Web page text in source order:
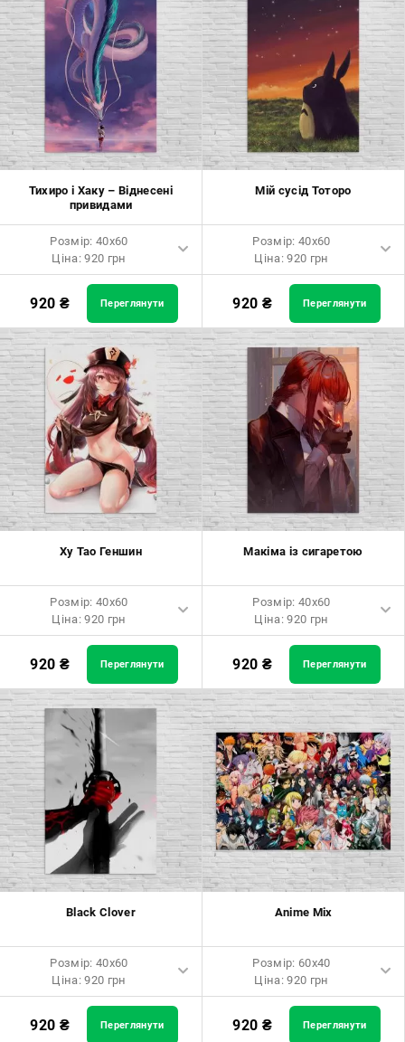
Розмір: 80x120 Ціна: 2050 грн Розмір: 50x50 Ціна: 970 грн
Розмір: 60x60 Ціна: 1290 грн
Розмір: 70x70 Ціна: 1550 грн
Розмір: 80x80 Ціна: 1650 грн
Розмір: 90x90 Ціна: 1800 грн
Розмір: 100x100 Ціна: 2500
грн
Тихиро і Хаку – Віднесені
привидами
Розмір: 40x60
Ціна: 920 грн
Розмір: 40x60 Ціна: 920 грн
Розмір: 60x90 Ціна: 1650 грн
Розмір: 80x120 Ціна: 2050 грн
920 ₴ Переглянути
Мій сусід Тоторо
Розмір: 40x60
Ціна: 920 грн
Розмір: 40x60 Ціна: 920 грн
Розмір: 60x90 Ціна: 1650 грн
Розмір: 80x120 Ціна: 2050 грн
920 ₴ Переглянути
Ху Тао Геншин
Розмір: 40x60
Ціна: 920 грн
Розмір: 40x60 Ціна: 920 грн
Розмір: 60x90 Ціна: 1650 грн
Розмір: 80x120 Ціна: 2050 грн
920 ₴ Переглянути
Макіма із сигаретою
Розмір: 40x60
Ціна: 920 грн
Розмір: 40x60 Ціна: 920 грн
Розмір: 60x90 Ціна: 1650 грн
Розмір: 80x120 Ціна: 2050 грн
920 ₴ Переглянути
Black Clover
Розмір: 40x60
Ціна: 920 грн
Розмір: 40x60 Ціна: 920 грн
920 ₴ Переглянути
Anime Mix
Розмір: 60x40
Ціна: 920 грн
Розмір: 60x40 Ціна: 920 грн
920 ₴ Переглянути